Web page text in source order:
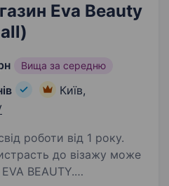
Eva Beauty
Вища за середню
Київ,
роботи від 1 року.
BEAUTY.